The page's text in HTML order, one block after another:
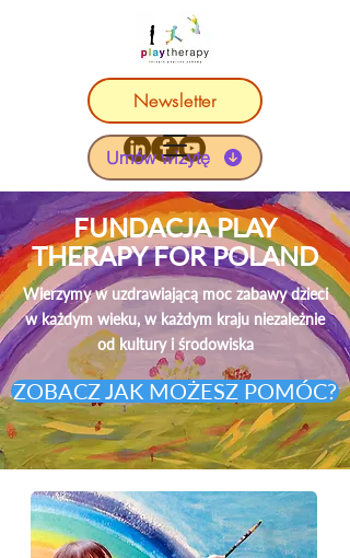
Umów wizytę
Newsletter
FUNDACJA PLAY
THERAPY FOR POLAND
Wierzymy w uzdrawiającą moc zabawy dzieci
w każdym wieku, w każdym kraju niezależnie
od kultury i środowiska
ZOBACZ JAK MOŻESZ POMÓC?